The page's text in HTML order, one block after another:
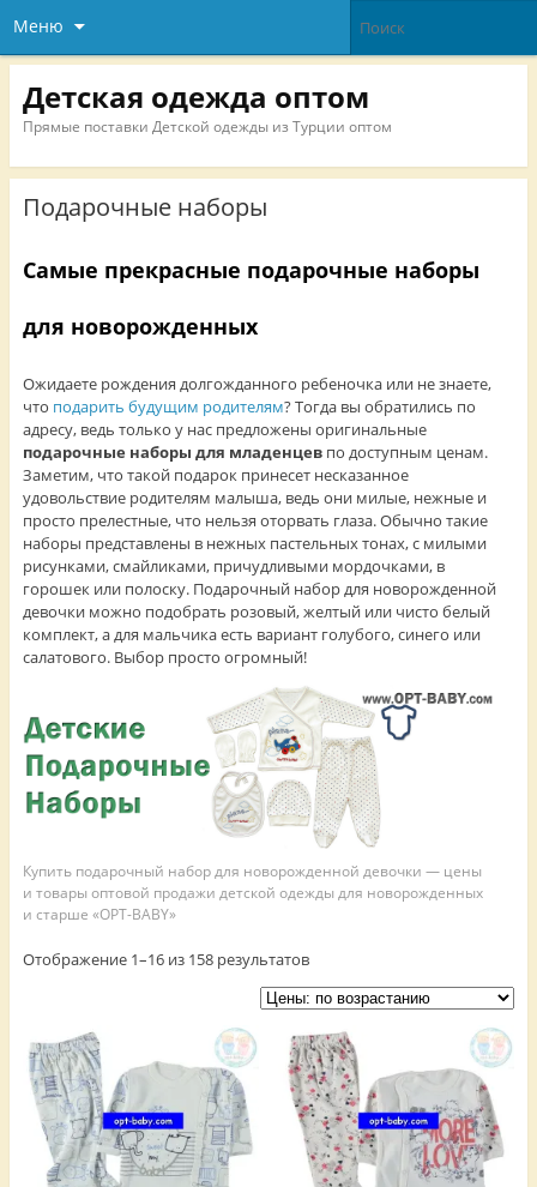
Меню
Детская одежда оптом
Прямые поставки Детской одежды из Турции оптом
Подарочные наборы
Самые прекрасные подарочные наборы
для новорожденных
Ожидаете рождения долгожданного ребеночка или не знаете,
что подарить будущим родителям? Тогда вы обратились по
адресу, ведь только у нас предложены оригинальные
подарочные наборы для младенцевпо доступным ценам.
Заметим, что такой подарок принесет несказанное
удовольствие родителям малыша, ведь они милые, нежные и
просто прелестные, что нельзя оторвать глаза. Обычно такие
наборы представлены в нежных пастельных тонах, с милыми
рисунками, смайликами, причудливыми мордочками, в
горошек или полоску. Подарочный набор для новорожденной
девочки можно подобрать розовый, желтый или чисто белый
комплект, а для мальчика есть вариант голубого, синего или
салатового. Выбор просто огромный!
Купить подарочный набор для новорожденной девочки — цены
и товары оптовой продажи детской одежды для новорожденных
и старше «OPT-BABY»
Отображение 1–16 из 158 результатов